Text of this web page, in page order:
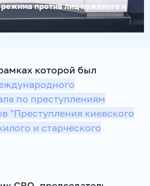
против лиц пожилого и
которой был
по преступлениям
"Преступления киевского
и старческого